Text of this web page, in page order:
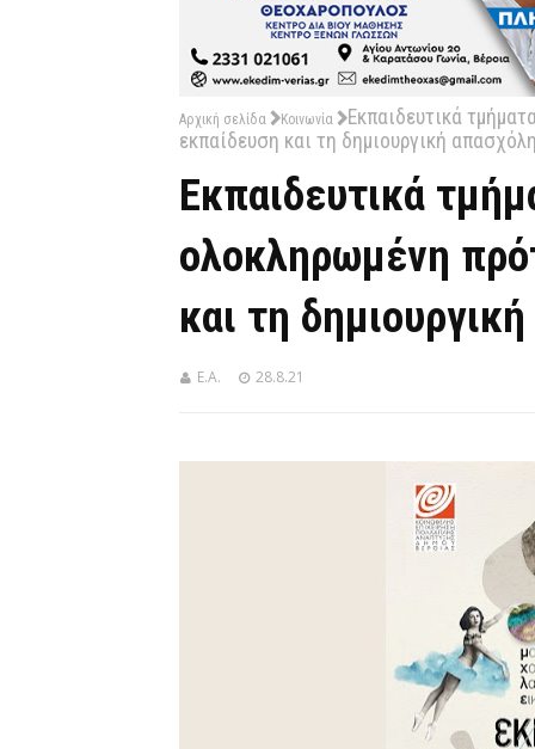
Αρχική σελίδα Κοινωνία
Εκπαιδευτικά
εκπαίδευση και τη δημιουργική
Εκπαιδευτικά
ολοκληρωμένη
και τη
Ε.Α. 28.8.21